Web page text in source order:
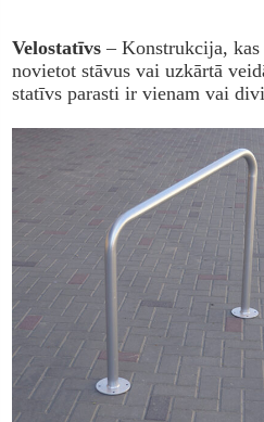
Velostatīvs– Konstrukcija, kas
novietot stāvus vai uzkārtā
statīvs parasti ir vienam vai